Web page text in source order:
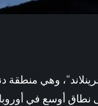
«يقولوا جابوا المليارات
افتتاح مهرجان الصيف –
يريد تخفيف الأعباء –
ويتحدث عن”إمدادات غير
“، وهي منطقة
نطاق أوسع في أوروبا